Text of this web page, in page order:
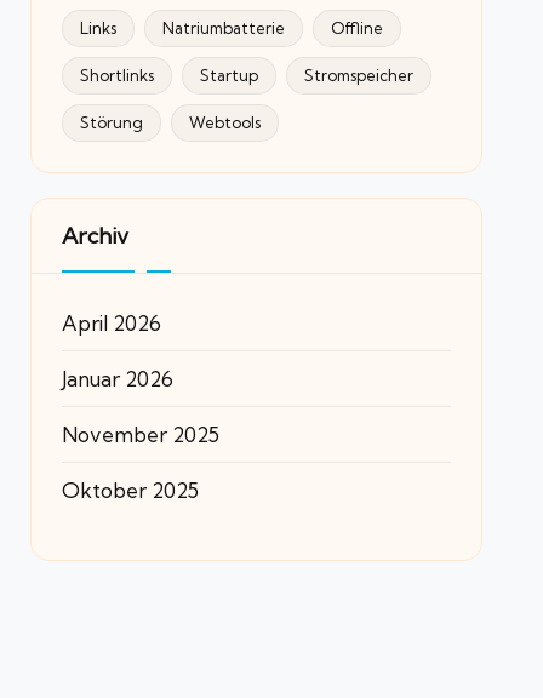
Links Natriumbatterie Offline
Shortlinks Startup Stromspeicher
Störung Webtools
Archiv
April 2026
Januar 2026
November 2025
Oktober 2025